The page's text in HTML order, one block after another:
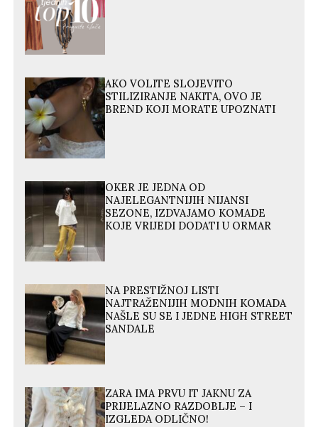
AKO VOLITE SLOJEVITO
STILIZIRANJE NAKITA, OVO JE
BREND KOJI MORATE UPOZNATI
OKER JE JEDNA OD
NAJELEGANTNIJIH NIJANSI
SEZONE, IZDVAJAMO KOMADE
KOJE VRIJEDI DODATI U ORMAR
NA PRESTIŽNOJ LISTI
NAJTRAŽENIJIH MODNIH KOMADA
NAŠLE SU SE I JEDNE HIGH STREET
SANDALE
ZARA IMA PRVU IT JAKNU ZA
PRIJELAZNO RAZDOBLJE – I
IZGLEDA ODLIČNO!